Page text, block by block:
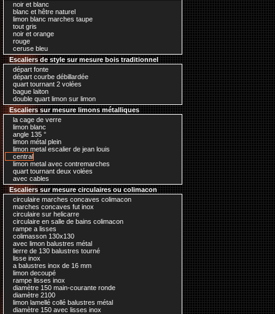
noir et blanc
blanc et hêtre naturel
limon blanc marches taupe
tout gris
noir et orange
rouge
ceruse bleu
Escaliers de style sur mesure bois traditionnel
départ fonte
départ courbe débillardée
quart tournant 2 volées
bague laiton
double quart limon sur limon
Escaliers sur mesure limons métalliques
la cage de verre
limon blanc
angle 135 °
limon métal plein
limon metal escalier de jean louis
central
limon metal avec contremarches
quart tournant deux volées
avec cables
Escaliers sur mesure circulaires ou colimacon
circulaire marches concaves colimacon
marches concaves fut inox
circulaire sur helicarre
circulaire en salle de bains colimacon
rampe a lisses
colimasson 130x130
avec limon balustres métal
lierre de 130 balustres tourné
lisse inox
a balustres inox de 16 mm
limon decoupé
rampe lisses inox
diamètre 150 main-courante ronde
diamètre 2100
limon lamellé collé balustres métal
diamètre 150 avec lisses inox